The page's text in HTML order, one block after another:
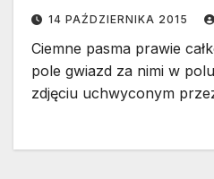
14 PAŹDZIERNIKA 2015
Ciemne pasma prawie
pole gwiazd za nimi w
zdjęciu uchwyconym